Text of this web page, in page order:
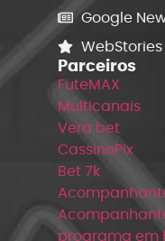
Google
WebStories
Parceiros
FuteMAX
Multicanais
Vera bet
CassinoPix
Bet 7k
programa em